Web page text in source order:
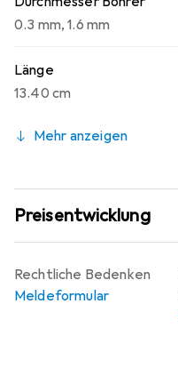
0.3 mm,1.6 mm
Länge
13.40 cm
Mehr anzeigen
Preisentwicklung
Rechtliche Bedenken
Meldeformular